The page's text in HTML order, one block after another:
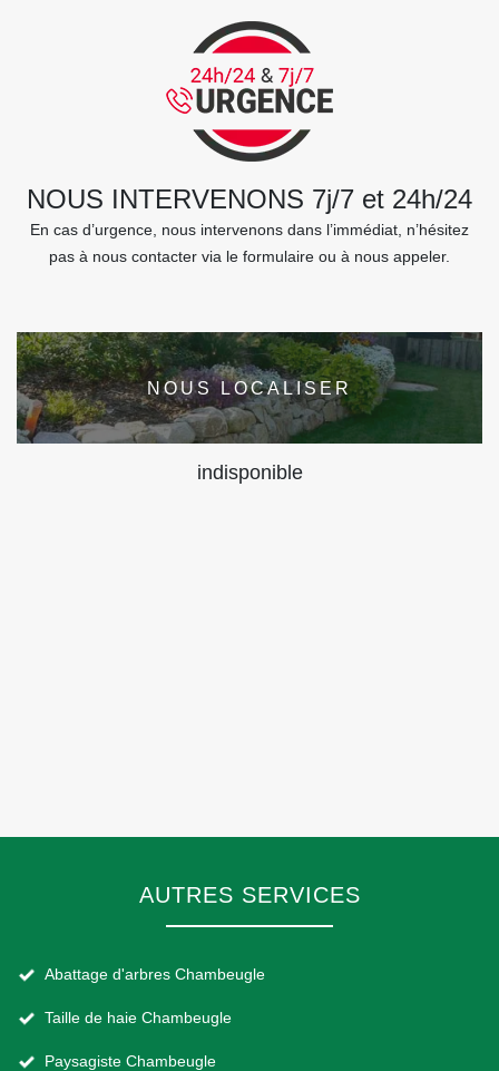
NOUS INTERVENONS 7j/7 et 24h/24
En cas d’urgence, nous intervenons dans l’immédiat, n’hésitez
pas à nous contacter via le formulaire ou à nous appeler.
NOUS LOCALISER
indisponible
AUTRES SERVICES
Abattage d'arbres Chambeugle
Taille de haie Chambeugle
Paysagiste Chambeugle